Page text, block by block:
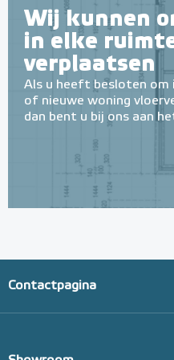
Wij kunnen
in elke
verplaatsen
Als u heeft besloten om
of nieuwe woning
dan bent u bij ons aan
Contactpagina